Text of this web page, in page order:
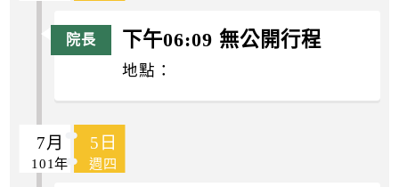
下午06:09 無公開行程
地點：
7月 5日
101年 週四